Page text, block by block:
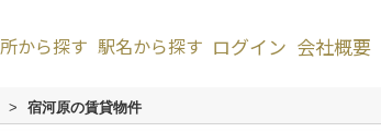
から探す 駅名から探す ログイン 会社概要
> 宿河原の賃貸物件